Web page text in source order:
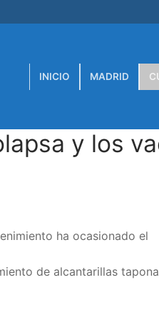
INICIO MADRID
y los
ha ocasionado el
de alcantarillas